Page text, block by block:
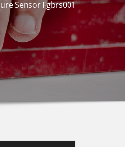
Sensor Fgbrs001